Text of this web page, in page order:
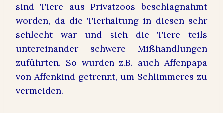
sind Tiere aus Privatzoos beschlagnahmt
worden, da die Tierhaltung in diesen sehr
schlecht war und sich die Tiere teils
untereinander schwere Mißhandlungen
zuführten. So wurden z.B. auch Affenpapa
von Affenkind getrennt, um Schlimmeres zu
vermeiden.